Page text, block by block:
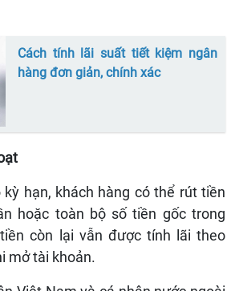
Cách tính lãi suất tiết kiệm ngân
hàng đơn giản, chính xác
hạn, khách hàng có thể rút tiền
hoặc toàn bộ số tiền gốc trong
còn lại vẫn được tính lãi theo
mở tài khoản.